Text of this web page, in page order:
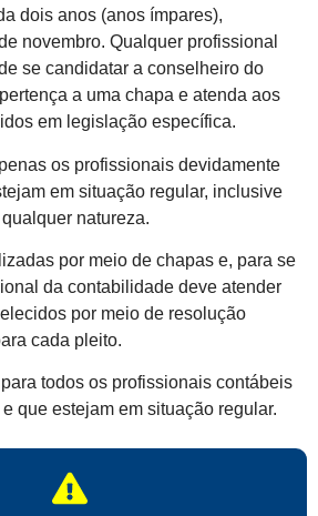
dois anos (anos ímpares),
novembro. Qualquer profissional
se candidatar a conselheiro do
a uma chapa e atenda aos
em legislação específica.
os profissionais devidamente
em situação regular, inclusive
natureza.
por meio de chapas e, para se
da contabilidade deve atender
por meio de resolução
cada pleito.
todos os profissionais contábeis
que estejam em situação regular.